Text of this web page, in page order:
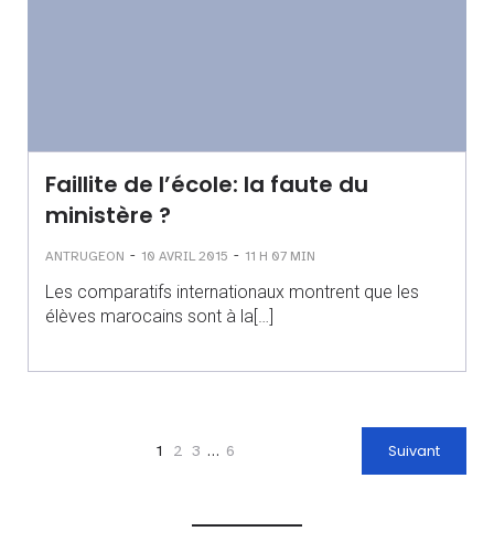
Faillite de l’école: la faute du
ministère ?
ANTRUGEON - 10 AVRIL 2015 - 11 H 07 MIN
Les comparatifs internationaux montrent que les
élèves marocains sont à la[…]
1 2 3 … 6 Suivant